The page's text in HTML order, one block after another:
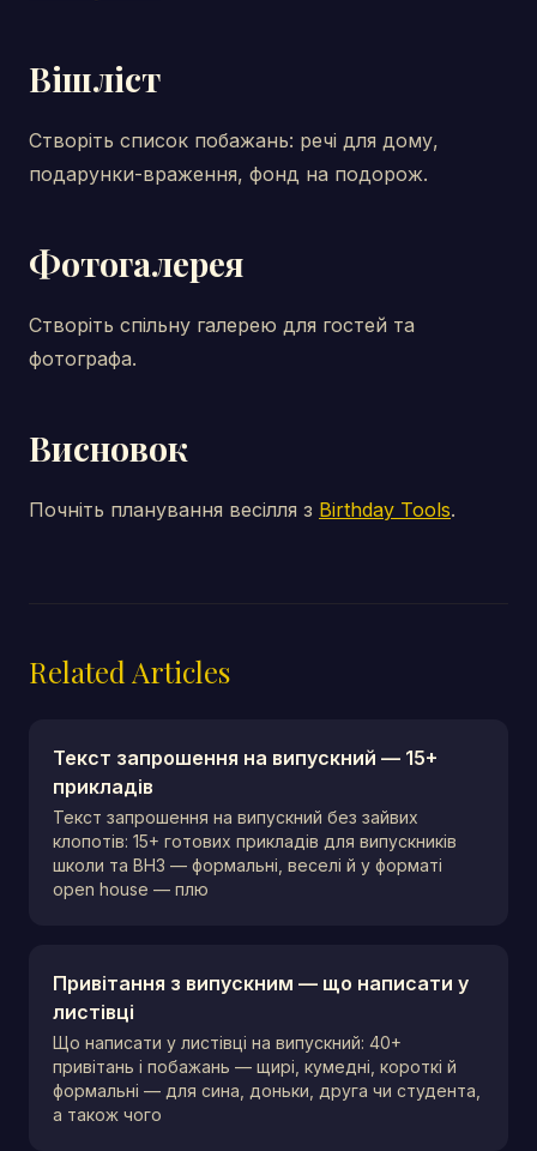
Вішліст
Створіть список побажань: речі для дому,
подарунки-враження, фонд на подорож.
Фотогалерея
Створіть спільну галерею для гостей та
фотографа.
Висновок
Почніть планування весілля з Birthday Tools.
Related Articles
Текст запрошення на випускний — 15+
прикладів
Текст запрошення на випускний без зайвих
клопотів: 15+ готових прикладів для випускників
школи та ВНЗ — формальні, веселі й у форматі
open house — плю
Привітання з випускним — що написати у
листівці
Що написати у листівці на випускний: 40+
привітань і побажань — щирі, кумедні, короткі й
формальні — для сина, доньки, друга чи студента,
а також чого